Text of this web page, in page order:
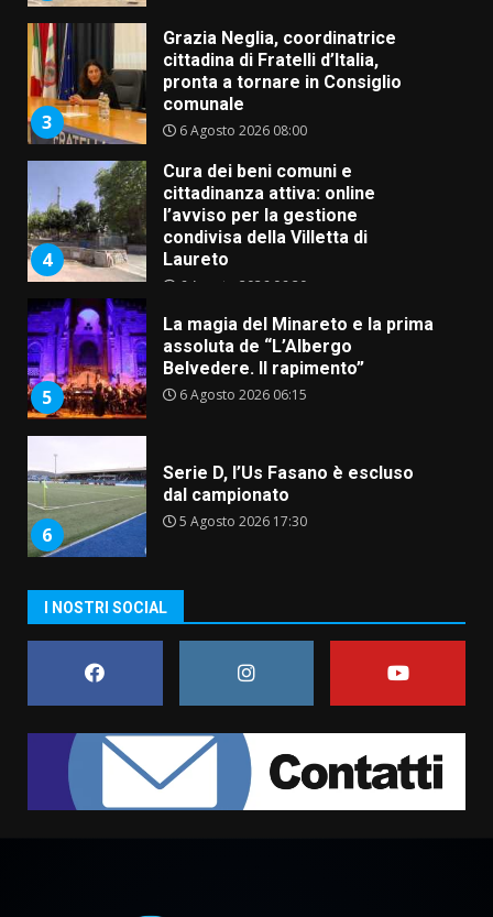
3
comunale
6 Agosto 2026 08:00
4
Cura dei beni comuni e
cittadinanza attiva: online
condivisa della Villetta di
Laureto
6 Agosto 2026 06:20
5
La magia del Minareto e la prima
assoluta de “L’Albergo
6 Agosto 2026 06:15
6
7
Fasanese ferito a colpi di arma
da fuoco
6 Agosto 2026 18:13
Carta d’identità: continua il piano
I NOSTRI SOCIAL